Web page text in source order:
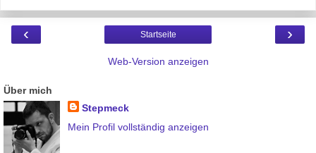
‹ ›
Startseite
Web-Version anzeigen
Über mich
Stepmeck
Mein Profil vollständig anzeigen